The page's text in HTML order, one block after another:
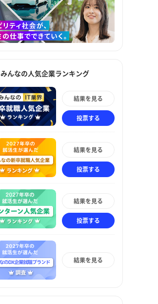
みんなの人気企業ランキング
結果を見る
投票する
結果を見る
投票する
結果を見る
投票する
結果を見る